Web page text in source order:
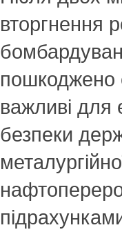
вторгнення
пошкоджено
важливі для
безпеки